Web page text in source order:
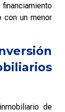
con un menor
de